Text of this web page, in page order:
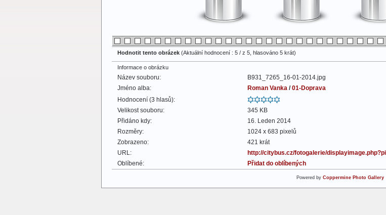
Hodnotit tento obrázek (Aktuální hodnocení : 5 / z 5, hlasováno 5 krát)
Informace o obrázku
Název souboru:
B931_7265_16-01-2014.jpg
Jméno alba:
Roman Vanka /01-Doprava
Hodnocení (3 hlasů):
Velikost souboru:
345 KB
Přidáno kdy:
16. Leden 2014
Rozměry:
1024 x 683 pixelů
Zobrazeno:
421 krát
URL:
http://citybus.cz/fotogalerie/
Oblíbené:
Přidat do oblíbených
Powered by Coppermine Photo Gallery